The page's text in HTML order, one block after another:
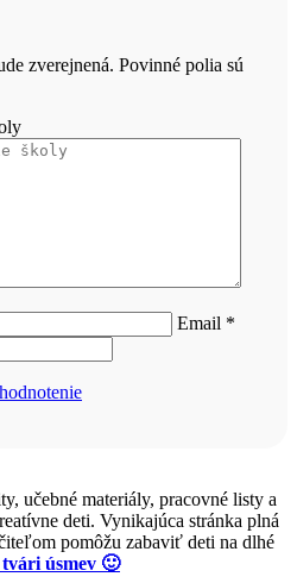
zverejnená. Povinné polia sú
Email *
učebné materiály, pracovné listy a
deti. Vynikajúca stránka plná
pomôžu zabaviť deti na dlhé
úsmev 🙂